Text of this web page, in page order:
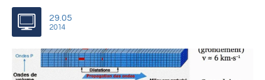
29.05
2014